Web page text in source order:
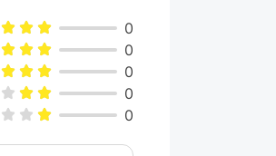
производителем
0
0
0
0
0